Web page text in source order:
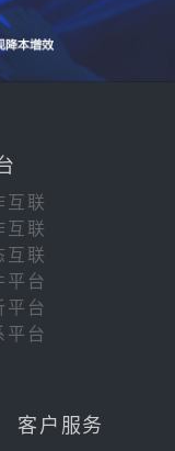
互联
互联
互联
平台
平台
平台
客户服务